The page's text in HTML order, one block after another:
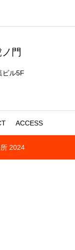
門
ル5F
ACCESS
2024